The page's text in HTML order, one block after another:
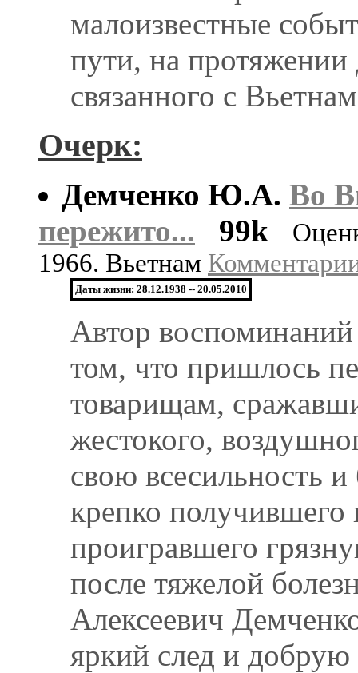
малоизвестные
пути, на протяжении
связанного с
Очерк:
Демченко Ю.А. Во
пережито...
99k
1966. Вьетнам
Даты жизни: 28.12.1938 -- 20.05.2010
Автор
том, что пришлось
товарищам,
жестокого,
свою всесильность и
крепко получившего
проигравшего
после тяжелой
Алексеевич
яркий след и добрую